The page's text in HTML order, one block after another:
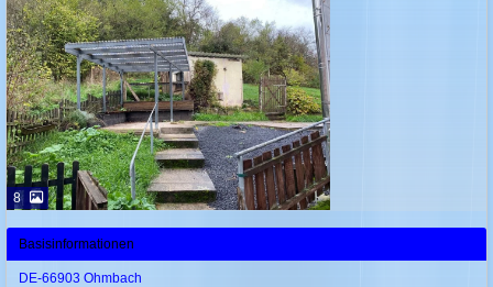
8
Basisinformationen
DE-66903 Ohmbach